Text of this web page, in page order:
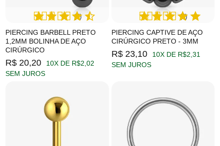
PIERCING BARBELL PRETO
1,2MM BOLINHA DE AÇO
CIRÚRGICO
(2)
R$ 20,20
10X DE R$2,02
SEM JUROS
PIERCING CAPTIVE DE AÇO
CIRÚRGICO PRETO - 3MM
(2)
R$ 23,10
10X DE R$2,31
SEM JUROS